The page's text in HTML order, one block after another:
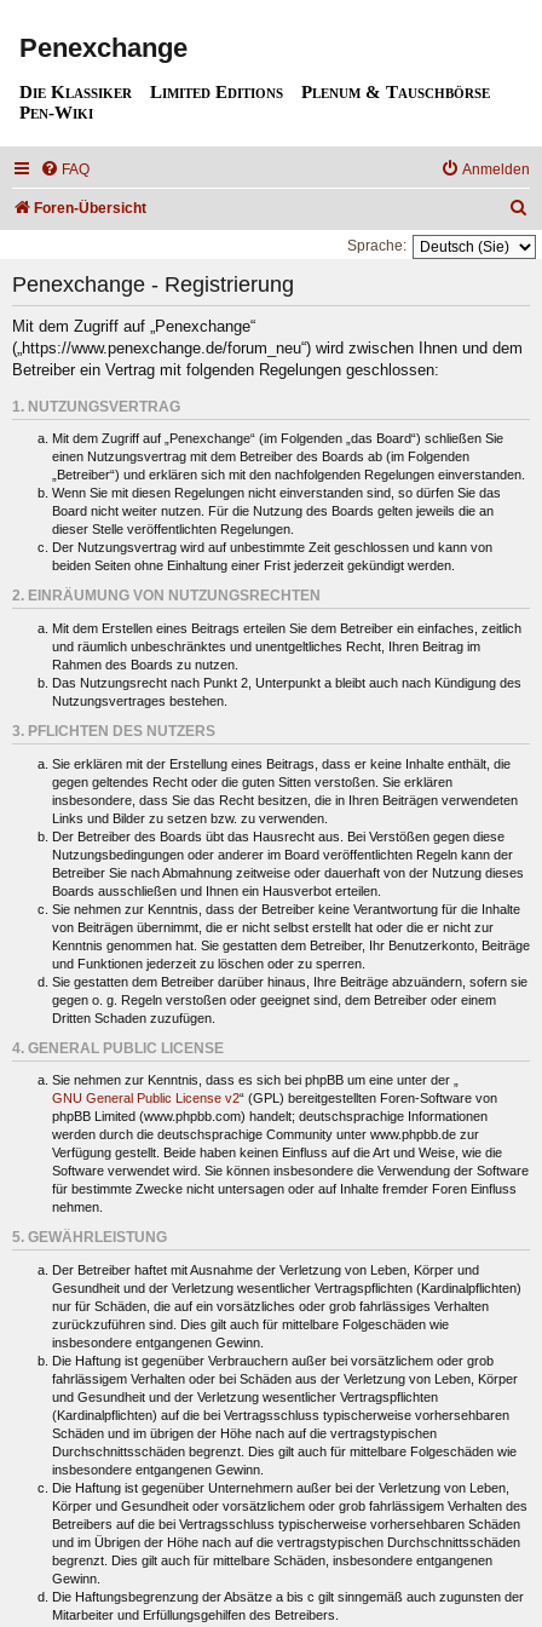
Penexchange
Die Klassiker Limited Editions
Plenum & Tauschbörse
Pen-Wiki
FAQ Anmelden
Foren-Übersicht
u
h
Sprache:
Penexchange - Registrierung
Mit dem Zugriff auf „Penexchange“
(„https://www.penexchange.de/forum_neu“) wird zwischen Ihnen und dem
Betreiber ein Vertrag mit folgenden Regelungen geschlossen:
1. NUTZUNGSVERTRAG
Mit dem Zugriff auf „Penexchange“ (im Folgenden „das Board“) schließen Sie
einen Nutzungsvertrag mit dem Betreiber des Boards ab (im Folgenden
„Betreiber“) und erklären sich mit den nachfolgenden Regelungen einverstanden.
Wenn Sie mit diesen Regelungen nicht einverstanden sind, so dürfen Sie das
Board nicht weiter nutzen. Für die Nutzung des Boards gelten jeweils die an
dieser Stelle veröffentlichten Regelungen.
Der Nutzungsvertrag wird auf unbestimmte Zeit geschlossen und kann von
beiden Seiten ohne Einhaltung einer Frist jederzeit gekündigt werden.
2. EINRÄUMUNG VON NUTZUNGSRECHTEN
Mit dem Erstellen eines Beitrags erteilen Sie dem Betreiber ein einfaches, zeitlich
und räumlich unbeschränktes und unentgeltliches Recht, Ihren Beitrag im
Rahmen des Boards zu nutzen.
Das Nutzungsrecht nach Punkt 2, Unterpunkt a bleibt auch nach Kündigung des
Nutzungsvertrages bestehen.
3. PFLICHTEN DES NUTZERS
Sie erklären mit der Erstellung eines Beitrags, dass er keine Inhalte enthält, die
gegen geltendes Recht oder die guten Sitten verstoßen. Sie erklären
insbesondere, dass Sie das Recht besitzen, die in Ihren Beiträgen verwendeten
Links und Bilder zu setzen bzw. zu verwenden.
Der Betreiber des Boards übt das Hausrecht aus. Bei Verstößen gegen diese
Nutzungsbedingungen oder anderer im Board veröffentlichten Regeln kann der
Betreiber Sie nach Abmahnung zeitweise oder dauerhaft von der Nutzung dieses
Boards ausschließen und Ihnen ein Hausverbot erteilen.
Sie nehmen zur Kenntnis, dass der Betreiber keine Verantwortung für die Inhalte
von Beiträgen übernimmt, die er nicht selbst erstellt hat oder die er nicht zur
Kenntnis genommen hat. Sie gestatten dem Betreiber, Ihr Benutzerkonto, Beiträge
und Funktionen jederzeit zu löschen oder zu sperren.
Sie gestatten dem Betreiber darüber hinaus, Ihre Beiträge abzuändern, sofern sie
gegen o. g. Regeln verstoßen oder geeignet sind, dem Betreiber oder einem
Dritten Schaden zuzufügen.
4. GENERAL PUBLIC LICENSE
Sie nehmen zur Kenntnis, dass es sich bei phpBB um eine unter der „
GNU General Public License v2“ (GPL) bereitgestellten Foren-Software von
phpBB Limited (www.phpbb.com) handelt; deutschsprachige Informationen
werden durch die deutschsprachige Community unter www.phpbb.de zur
Verfügung gestellt. Beide haben keinen Einfluss auf die Art und Weise, wie die
Software verwendet wird. Sie können insbesondere die Verwendung der Software
für bestimmte Zwecke nicht untersagen oder auf Inhalte fremder Foren Einfluss
nehmen.
5. GEWÄHRLEISTUNG
Der Betreiber haftet mit Ausnahme der Verletzung von Leben, Körper und
Gesundheit und der Verletzung wesentlicher Vertragspflichten (Kardinalpflichten)
nur für Schäden, die auf ein vorsätzliches oder grob fahrlässiges Verhalten
zurückzuführen sind. Dies gilt auch für mittelbare Folgeschäden wie
insbesondere entgangenen Gewinn.
Die Haftung ist gegenüber Verbrauchern außer bei vorsätzlichem oder grob
fahrlässigem Verhalten oder bei Schäden aus der Verletzung von Leben, Körper
und Gesundheit und der Verletzung wesentlicher Vertragspflichten
(Kardinalpflichten) auf die bei Vertragsschluss typischerweise vorhersehbaren
Schäden und im übrigen der Höhe nach auf die vertragstypischen
Durchschnittsschäden begrenzt. Dies gilt auch für mittelbare Folgeschäden wie
insbesondere entgangenen Gewinn.
Die Haftung ist gegenüber Unternehmern außer bei der Verletzung von Leben,
Körper und Gesundheit oder vorsätzlichem oder grob fahrlässigem Verhalten des
Betreibers auf die bei Vertragsschluss typischerweise vorhersehbaren Schäden
und im Übrigen der Höhe nach auf die vertragstypischen Durchschnittsschäden
begrenzt. Dies gilt auch für mittelbare Schäden, insbesondere entgangenen
Gewinn.
Die Haftungsbegrenzung der Absätze a bis c gilt sinngemäß auch zugunsten der
Mitarbeiter und Erfüllungsgehilfen des Betreibers.